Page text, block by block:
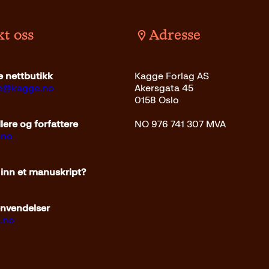
Les mer Innbundet399
oss
nettbutikk
og forfattere
et manuskript?
Adresse
Kagge Forlag AS
Akersgata 45
0158 Oslo
NO 976 741 307 MVA